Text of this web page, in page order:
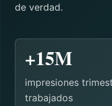
de verdad.
+15M
impresiones
trabajados